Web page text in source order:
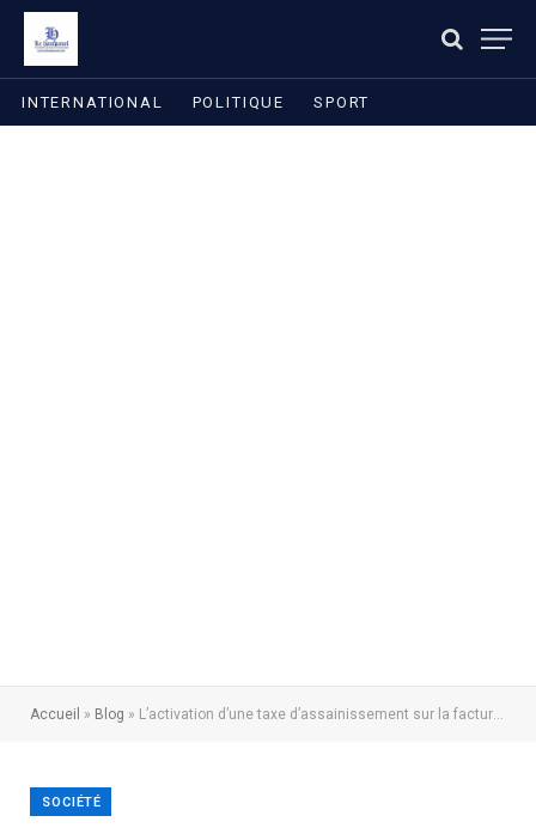
INTERNATIONAL POLITIQUE SPORT
Accueil » Blog » L’activation d’une taxe d’assainissement sur la facturation de la REGIDESO au centre de l’échange entre le Premier ministre et le Gouverneur de la Ville de Kinshasa
SOCIÉTÉ